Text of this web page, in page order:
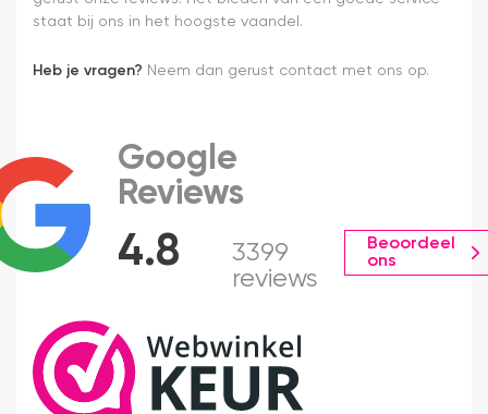
staat bij ons in het hoogste vaandel.
Heb je vragen? Neem dan gerust contact met ons op.
4.8
Google
Reviews
3399
reviews
Beoordeel
ons